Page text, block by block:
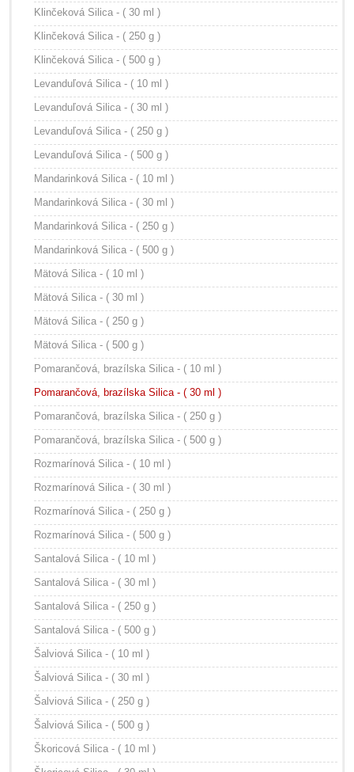
Klinčeková Silica - ( 30 ml )
Klinčeková Silica - ( 250 g )
Klinčeková Silica - ( 500 g )
Levanduľová Silica - ( 10 ml )
Levanduľová Silica - ( 30 ml )
Levanduľová Silica - ( 250 g )
Levanduľová Silica - ( 500 g )
Mandarinková Silica - ( 10 ml )
Mandarinková Silica - ( 30 ml )
Mandarinková Silica - ( 250 g )
Mandarinková Silica - ( 500 g )
Mätová Silica - ( 10 ml )
Mätová Silica - ( 30 ml )
Mätová Silica - ( 250 g )
Mätová Silica - ( 500 g )
Pomarančová, brazílska Silica - ( 10 ml )
Pomarančová, brazílska Silica - ( 30 ml )
Pomarančová, brazílska Silica - ( 250 g )
Pomarančová, brazílska Silica - ( 500 g )
Rozmarínová Silica - ( 10 ml )
Rozmarínová Silica - ( 30 ml )
Rozmarínová Silica - ( 250 g )
Rozmarínová Silica - ( 500 g )
Santalová Silica - ( 10 ml )
Santalová Silica - ( 30 ml )
Santalová Silica - ( 250 g )
Santalová Silica - ( 500 g )
Šalviová Silica - ( 10 ml )
Šalviová Silica - ( 30 ml )
Šalviová Silica - ( 250 g )
Šalviová Silica - ( 500 g )
Škoricová Silica - ( 10 ml )